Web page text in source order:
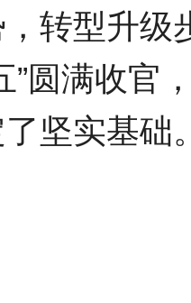
转型升级
”圆满收官
坚实基础